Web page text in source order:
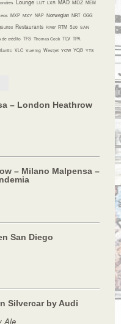
LUT LXR MAD MDZ MEM
MXP MXY NAP Norwegian NRT OGG
Restaurants River RTM S20 SAN
de crédito TFS Thomas Cook TLV TPA
VLC Vueling Westjet YOW YQB YTS
– London Heathrow
– Milano Malpensa –
San Diego
Silvercar by Audi
Ale